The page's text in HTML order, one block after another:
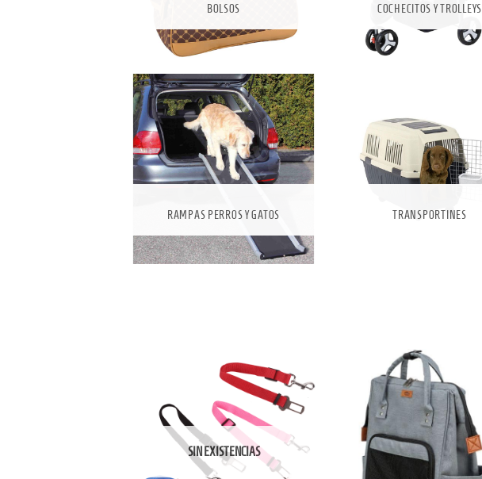
BOLSOS COCHECITOS Y TROLLEYS
RAMPAS PERROS Y GATOS TRANSPORTINES
SIN EXISTENCIAS